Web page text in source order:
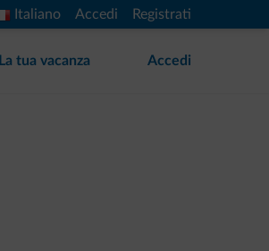
Italiano Accedi Registrati
La tua vacanza Accedi